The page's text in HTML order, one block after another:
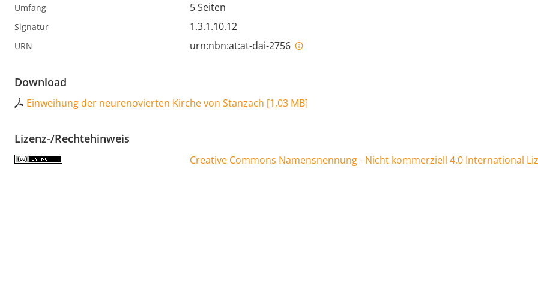
Umfang 5 Seiten
Signatur 1.3.1.10.12
URN urn:nbn:at:at-dai-2756
Download
Einweihung der neurenovierten Kirche von Stanzach [1,03 MB]
Lizenz-/Rechtehinweis
Creative Commons Namensnennung - Nicht kommerziell 4.0 International